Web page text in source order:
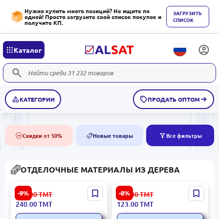
Нужно купить много позиций? Не ищите по
одной! Просто загрузите свой список покупок и
получите КП.
ЗАГРУЗИТЬ
СПИСОК
Каталог
КАТЕГОРИИ ПРОДАТЬ ОПТОМ
50% Скидки от 50% NEW Новые товары Все фильтры
ОТДЕЛОЧНЫЕ МАТЕРИАЛЫ ИЗ ДЕРЕВА
-9%
Camsan Original
BARSELONA | Ламинат
12мм СЕРИЯ EXCLUSIVE
PRIME
264.00ТМТ
240.00ТМТ
-8%
Camsan Original L222871 |
Ламинат 8 мм ZEN BASE
ISTINYE
135.00ТМТ
123.00ТМТ